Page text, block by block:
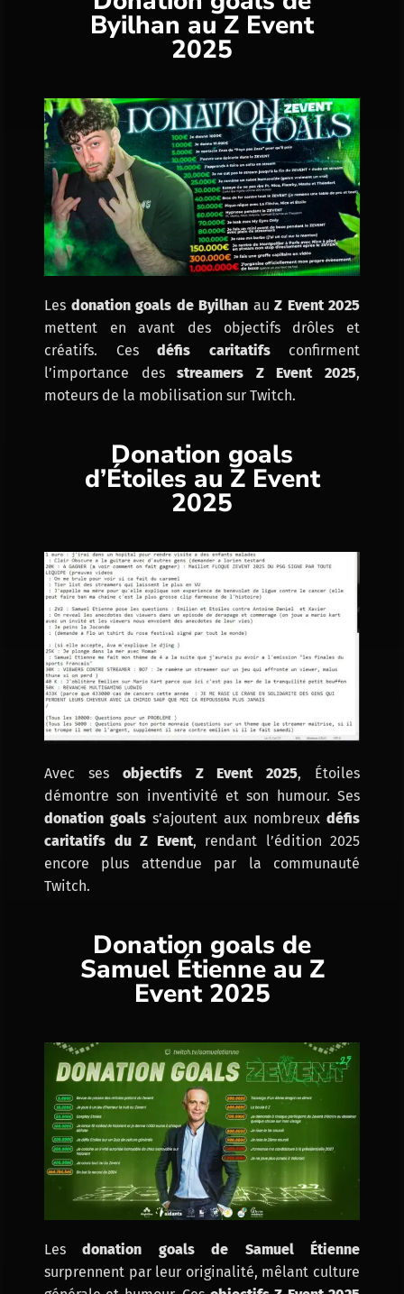
Byilhan au Z Event
2025
Les donation goals de Byilhan au Z Event 2025
mettent en avant des objectifs drôles et
créatifs. Ces défis caritatifsconfirment
l’importance desstreamers Z Event 2025,
moteurs de la mobilisation sur Twitch.
Donation goals
d’Étoiles au Z Event
2025
Avec ses objectifs Z Event 2025, Étoiles
démontre son inventivité et son humour. Ses
donation goals s’ajoutent aux nombreux défis
caritatifs du Z Event, rendant l’édition 2025
encore plus attendue par la communauté
Twitch.
Donation goals de
Samuel Étienne au Z
Event 2025
Lesdonation goals de Samuel Étienne
surprennent par leur originalité, mêlant culture